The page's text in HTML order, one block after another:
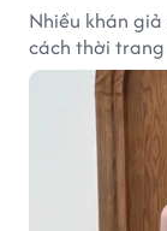
Nhiều khán
cách thời